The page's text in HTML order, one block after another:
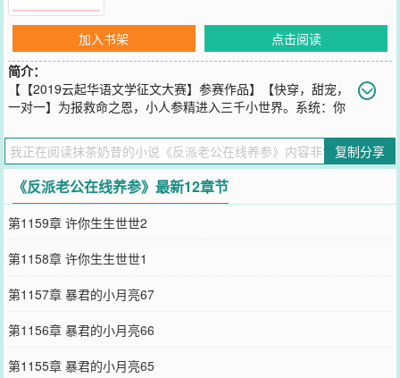
加入书架
点击阅读
简介：
【【2019云起华语文学征文大赛】参赛作品】【快穿，甜宠，
一对一】为报救命之恩，小人参精进入三千小世界。系统：你
识，没兴趣，不想去。系统：那是你恩人的灵魂碎片！闻灵：好的，
我这就去把大腿切给他吃。系统：？？？
您要是觉得《 反派老公在线养参》还不错的话请不要忘记向您QQ群和
微博微信里的朋友推荐哦！
复制分享
《反派老公在线养参》最新12章节
第1159章 许你生生世世2
第1158章 许你生生世世1
第1157章 暴君的小月亮67
第1156章 暴君的小月亮66
第1155章 暴君的小月亮65